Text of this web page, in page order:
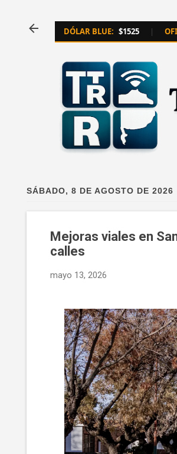
DÓLAR BLUE: $1525 |
SÁBADO, 8 DE AGOSTO DE 2026
Mejoras viales en
calles
mayo 13, 2026